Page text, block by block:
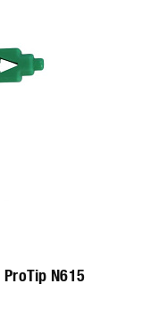
N615